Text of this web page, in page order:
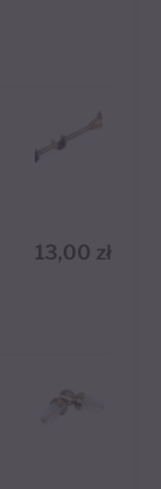
13,00 zł